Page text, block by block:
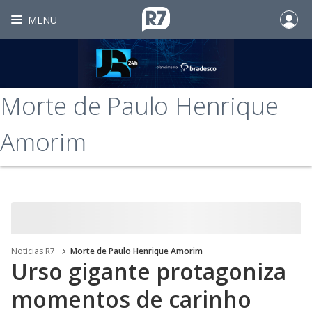
MENU
Morte de Paulo Henrique
Amorim
Noticias R7 Morte de Paulo Henrique Amorim
Urso gigante protagoniza
momentos de carinho